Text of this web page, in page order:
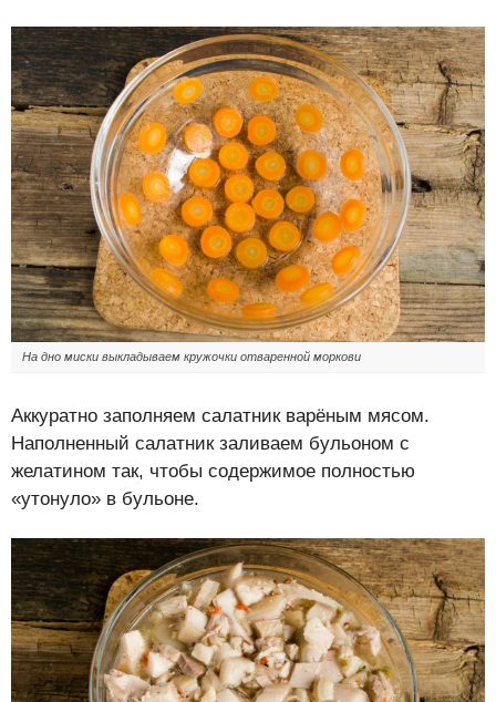
На дно миски выкладываем кружочки отваренной моркови
Аккуратно заполняем салатник варёным мясом.
Наполненный салатник заливаем бульоном с
желатином так, чтобы содержимое полностью
«утонуло» в бульоне.